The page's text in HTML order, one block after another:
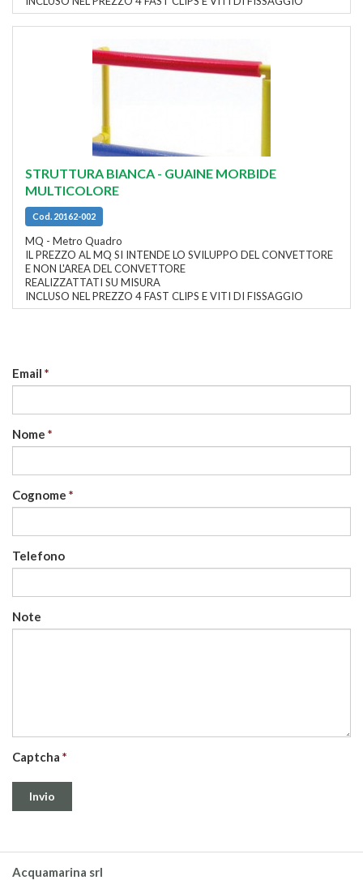
STRUTTURA BIANCA - GUAINE MORBIDE
MULTICOLORE
Cod. 20162-002
MQ - Metro Quadro
IL PREZZO AL MQ SI INTENDE LO SVILUPPO DEL CONVETTORE
E NON L'AREA DEL CONVETTORE
REALIZZATTATI SU MISURA
INCLUSO NEL PREZZO 4 FAST CLIPS E VITI DI FISSAGGIO
Email
Nome
Cognome
Telefono
Note
Captcha
Acquamarina srl